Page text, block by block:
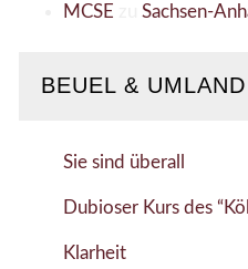
MCSE
Sachsen-
BEUEL & UMLAND
Sie sind überall
Dubioser Kurs des
Klarheit